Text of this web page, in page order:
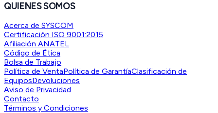
QUIENES SOMOS
Acerca de SYSCOM
Certificación ISO 9001:2015
Afiliación ANATEL
Código de Ética
Bolsa de Trabajo
Política de VentaPolítica de GarantíaClasificación de
EquiposDevoluciones
Aviso de Privacidad
Contacto
Términos y Condiciones